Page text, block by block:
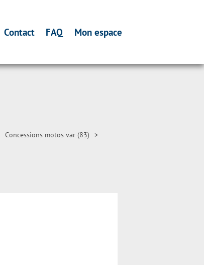
Contact FAQ Mon espace
Concessions motos var (83) >